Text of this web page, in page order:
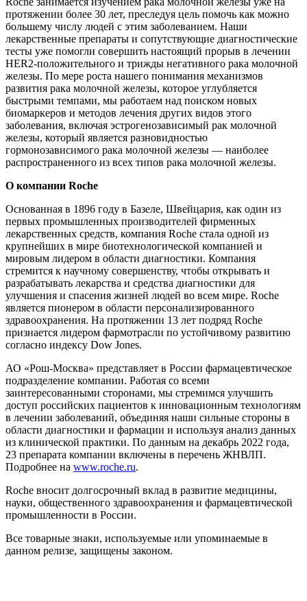
протяжении более 30 лет, преследуя цель помочь как можно
большему числу людей с этим заболеванием. Наши
лекарственные препараты и сопутствующие диагностические
тесты уже помогли совершить настоящий прорыв в лечении
HER2-положительного и трижды негативного рака молочной
железы. По мере роста нашего понимания механизмов
развития рака молочной железы, которое углубляется
быстрыми темпами, мы работаем над поиском новых
биомаркеров и методов лечения других видов этого
заболевания, включая эстрогенозависимый рак молочной
железы, который является разновидностью
гормонозависимого рака молочной железы — наиболее
распространенного из всех типов рака молочной железы.
О компании Roche
Основанная в 1896 году в Базеле, Швейцария, как один из
первых промышленных производителей фирменных
лекарственных средств, компания Roche стала одной из
крупнейших в мире биотехнологической компанией и
мировым лидером в области диагностики. Компания
стремится к научному совершенству, чтобы открывать и
разрабатывать лекарства и средства диагностики для
улучшения и спасения жизней людей во всем мире. Roche
является пионером в области персонализированного
здравоохранения. На протяжении 13 лет подряд Roche
признается лидером фармотрасли по устойчивому развитию
согласно индексу Dow Jones.
АО «Рош-Москва» представляет в России фармацевтическое
подразделение компании. Работая со всеми
заинтересованными сторонами, мы стремимся улучшить
доступ российских пациентов к инновационным технологиям
в лечении заболеваний, объединяя наши сильные стороны в
области диагностики и фармации и используя анализ данных
из клинической практики. По данным на декабрь 2022 года,
23 препарата компании включены в перечень ЖНВЛП.
Подробнее на www.roche.ru.
Roche вносит долгосрочный вклад в развитие медицины,
науки, общественного здравоохранения и фармацевтической
промышленности в России.
Все товарные знаки, используемые или упоминаемые в
данном релизе, защищены законом.